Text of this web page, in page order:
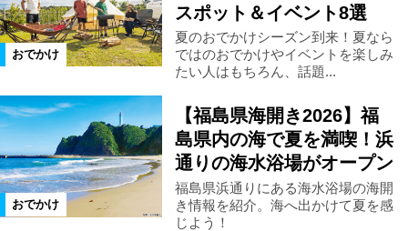
おでかけ
スポット＆イベント8選
夏のおでかけシーズン到来！夏なら
ではのおでかけやイベントを楽しみ
たい人はもちろん、話題...
おでかけ
【福島県海開き2026】福
島県内の海で夏を満喫！浜
通りの海水浴場がオープン
福島県浜通りにある海水浴場の海開
き情報を紹介。海へ出かけて夏を感
じよう！